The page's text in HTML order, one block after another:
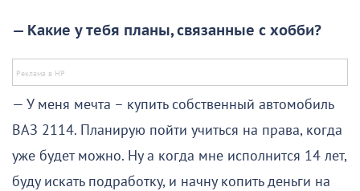
— Какие у тебя планы, связанные с хобби?
— У меня мечта – купить собственный автомобиль
ВАЗ 2114. Планирую пойти учиться на права, когда
уже будет можно. Ну а когда мне исполнится 14 лет,
буду искать подработку, и начну копить деньги на